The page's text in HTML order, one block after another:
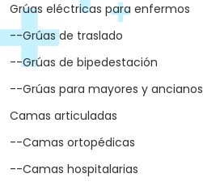
Grúas eléctricas para enfermos
--Grúas de traslado
--Grúas de bipedestación
--Grúas para mayores y ancianos
Camas articuladas
--Camas ortopédicas
--Camas hospitalarias